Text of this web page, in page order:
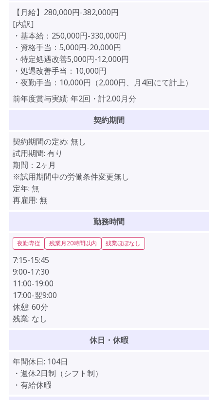
【月給】280,000円-382,000円
[内訳]
・基本給：250,000円-330,000円
・資格手当：5,000円-20,000円
・特定処遇改善5,000円-12,000円
・処遇改善手当：10,000円
・夜勤手当：10,000円（2,000円、月4回にて計上）
前年度賞与実績: 年2回・計2.00月分
契約期間
契約期間の定め: 無し
試用期間: 有り
期間：2ヶ月
※試用期間中の労働条件変更無し
定年: 無
再雇用: 無
勤務時間
夜勤専従 残業月20時間以内 残業ほぼなし
7:15-15:45
9:00-17:30
11:00-19:00
17:00-翌9:00
休憩: 60分
残業: なし
休日・休暇
年間休日: 104日
・週休2日制（シフト制）
・有給休暇